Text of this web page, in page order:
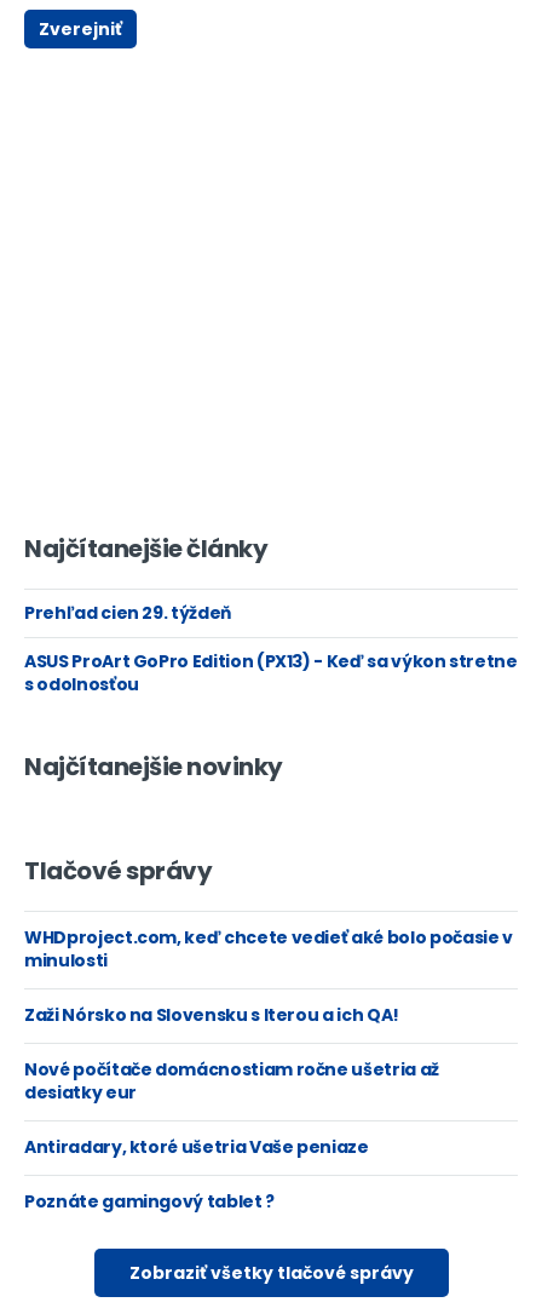
Zverejniť
Najčítanejšie články
Prehľad cien 29. týždeň
ASUS ProArt GoPro Edition (PX13) - Keď sa výkon stretne
s odolnosťou
Najčítanejšie novinky
Tlačové správy
WHDproject.com, keď chcete vedieť aké bolo počasie v
minulosti
Zaži Nórsko na Slovensku s Iterou a ich QA!
Nové počítače domácnostiam ročne ušetria až
desiatky eur
Antiradary, ktoré ušetria Vaše peniaze
Poznáte gamingový tablet ?
Zobraziť všetky tlačové správy